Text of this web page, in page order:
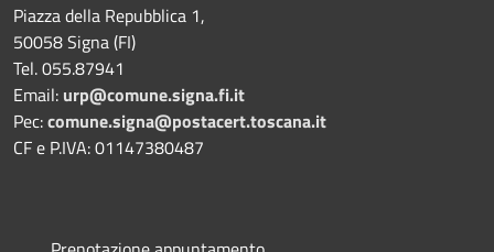
Piazza della Repubblica 1,
50058 Signa (FI)
Tel. 055.87941
Email: urp@comune.signa.fi.it
Pec:comune.signa@postacert.toscana.it
CF e P.IVA: 01147380487